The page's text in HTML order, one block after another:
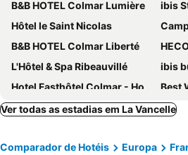
B&B HOTEL Colmar Lumière
ibis
Hôtel le Saint Nicolas
B&B HOTEL Colmar Liberté
HECO
L'Hôtel & Spa Ribeauvillé
ibis
Hotel Fasthôtel Colmar - Houssen
Best
Hôtel A la Vignette - COLMAR-NORD
Logis
Logis Hôtel-Restaurant du Mouton
La
Ver todas as estadias em La Vancelle
Comparador de Hotéis Europa